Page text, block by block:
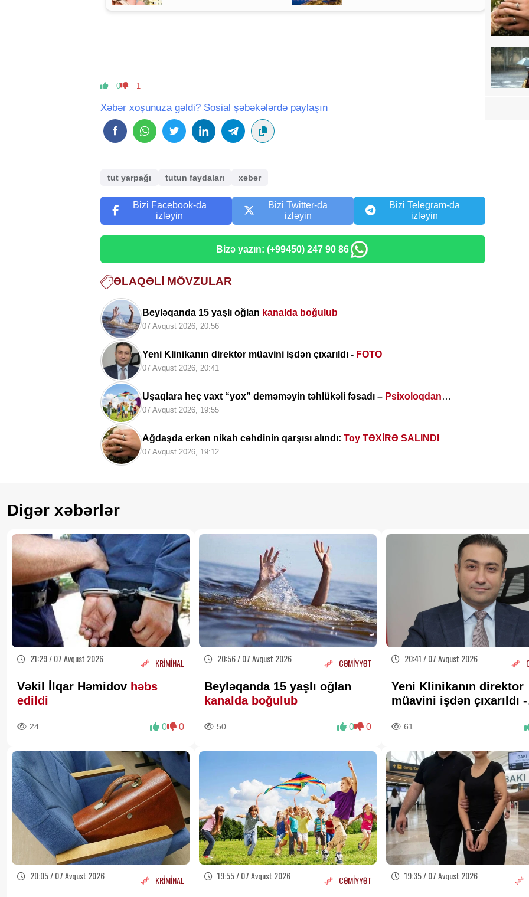
0 1
Xəbər xoşunuza gəldi? Sosial şəbəkələrdə paylaşın
tut yarpağı tutun faydaları xəbər
Bizi Facebook-da
izləyin
Bizi Twitter-da
izləyin
Bizi Telegram-da
izləyin
Bizə yazın: (+99450) 247 90 86
ƏLAQƏLI MÖVZULAR
Beyləqanda 15 yaşlı oğlan kanalda boğulub
07 Avqust 2026, 20:56
Yeni Klinikanın direktor müavini işdən çıxarıldı - FOTO
07 Avqust 2026, 20:41
Uşaqlara heç vaxt “yox” deməməyin təhlükəli fəsadı – Psixoloqdan
valideynlərə XƏBƏRDARLIQ
07 Avqust 2026, 19:55
Ağdaşda erkən nikah cəhdinin qarşısı alındı:Toy TƏXİRƏ SALINDI
07 Avqust 2026, 19:12
Digər xəbərlər
21:29 / 07 Avqust 2026 KRİMİNAL
Vəkil İlqar Həmidov həbs
edildi
24 0 0
20:56 / 07 Avqust 2026 CƏMİYYƏT
Beyləqanda 15 yaşlı oğlan
kanalda boğulub
50 0 0
20:41 / 07 Avqust 2026
Yeni Klinikanın direktor
müavini işdən çıxarıldı -
61
20:05 / 07 Avqust 2026 KRİMİNAL 19:55 / 07 Avqust 2026 CƏMİYYƏT 19:35 / 07 Avqust 2026